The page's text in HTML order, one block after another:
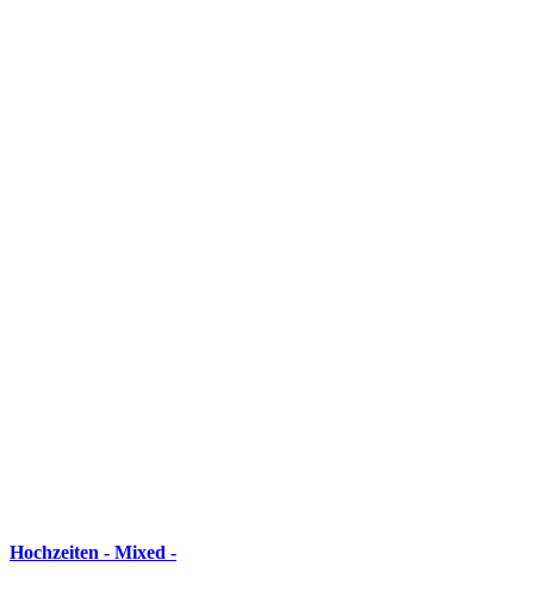
Hochzeiten - Mixed -